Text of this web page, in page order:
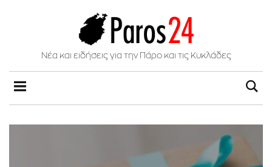
Νέα και ειδήσεις για την Πάρο και τις Κυκλάδες